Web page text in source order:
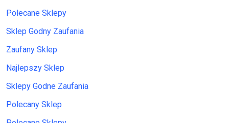
Polecane Sklepy
Sklep Godny Zaufania
Zaufany Sklep
Najlepszy Sklep
Sklepy Godne Zaufania
Polecany Sklep